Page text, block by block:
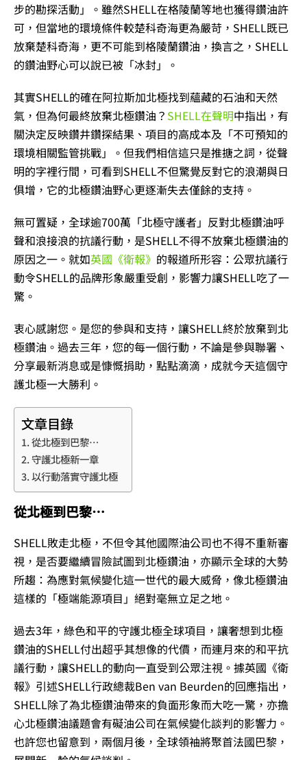
步的勘探活動」。雖然SHELL在格陵蘭等地也獲得鑽油許
可，但當地的環境條件較楚科奇海更為嚴苛，SHELL既已
放棄楚科奇海，更不可能到格陵蘭鑽油，換言之，SHELL
的鑽油野心可以說已被「冰封」。
其實SHELL的確在阿拉斯加北極找到蘊藏的石油和天然
氣，但為何最終放棄北極鑽油？ SHELL在聲明中指出，有
關決定反映鑽井鑽探結果、項目的高成本及「不可預知的
環境相關監管挑戰」。但我們相信這只是推搪之詞，從聲
明的字裡行間，可看到SHELL不但驚覺反對它的浪潮與日
俱增，它的北極鑽油野心更逐漸失去僅餘的支持。
無可置疑，全球逾700萬「北極守護者」反對北極鑽油呼
聲和浪接浪的抗議行動，是SHELL不得不放棄北極鑽油的
原因之一。就如英國《衛報》 的報道所形容：公眾抗議行
動令SHELL的品牌形象嚴重受創，影響力讓SHELL吃了一
驚。
衷心感謝您。是您的參與和支持，讓SHELL終於放棄到北
極鑽油。過去三年，您的每一個行動，不論是參與聯署、
分享最新消息或是慷慨捐助，點點滴滴，成就今天這個守
護北極一大勝利。
文章目錄
從北極到巴黎…
守護北極新一章
以行動落實守護北極
從北極到巴黎…
SHELL敗走北極，不但令其他國際油公司也不得不重新審
視，是否要繼續冒險試圖到北極鑽油，亦顯示全球的大勢
所趨：為應對氣候變化這一世代的最大威脅，像北極鑽油
這樣的「極端能源項目」絕對毫無立足之地。
過去3年，綠色和平的守護北極全球項目，讓奢想到北極
鑽油的SHELL付出超乎其想像的代價，而連月來的和平抗
議行動，讓SHELL的動向一直受到公眾注視。據英國《衛
報》引述SHELL行政總裁Ben van Beurden的回應指出，
SHELL除了為北極鑽油帶來的負面形象而大吃一驚，亦擔
心北極鑽油議題會有礙油公司在氣候變化談判的影響力。
也許您也留意到，兩個月後，全球領袖將聚首法國巴黎，